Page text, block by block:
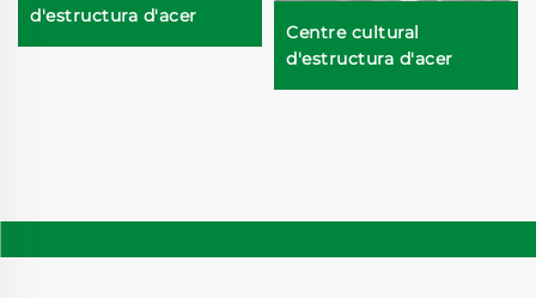
d'estructura d'acer
Centre cultural
d'estructura d'acer